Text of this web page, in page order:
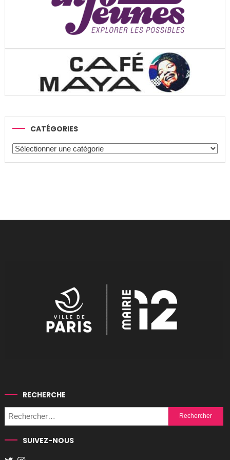
CATÉGORIES
Catégories
RECHERCHE
Rechercher :
SUIVEZ-NOUS